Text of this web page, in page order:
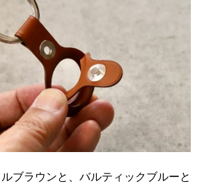
ブラウンと、バルティックブルーと